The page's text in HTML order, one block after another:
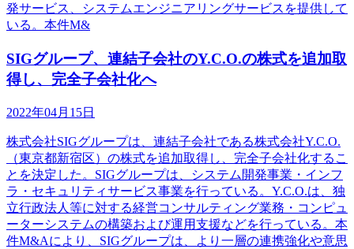
発サービス、システムエンジニアリングサービスを提供して
いる。本件M&
SIGグループ、連結子会社のY.C.O.の株式を追加取
得し、完全子会社化へ
2022年04月15日
株式会社SIGグループは、連結子会社である株式会社Y.C.O.
（東京都新宿区）の株式を追加取得し、完全子会社化するこ
とを決定した。SIGグループは、システム開発事業・インフ
ラ・セキュリティサービス事業を行っている。Y.C.O.は、独
立行政法人等に対する経営コンサルティング業務・コンピュ
ーターシステムの構築および運用支援などを行っている。本
件M&Aにより、SIGグループは、より一層の連携強化や意思